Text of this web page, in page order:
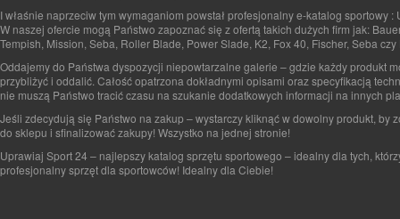
I właśnie naprzeciw tym wymaganiom powstał profesjonalny e-katalog sportowy :
W naszej ofercie mogą Państwo zapoznać się z ofertą takich dużych firm jak:
Tempish, Mission, Seba, Roller Blade, Power Slade, K2, Fox 40, Fischer, Seba czy
Oddajemy do Państwa dyspozycji niepowtarzalne galerie – gdzie każdy produkt
przybliżyć i oddalić. Całość opatrzona dokładnymi opisami oraz specyfikacją
nie muszą Państwo tracić czasu na szukanie dodatkowych informacji na innych
Jeśli zdecydują się Państwo na zakup – wystarczy kliknąć w dowolny produkt, by
do sklepu i sfinalizować zakupy! Wszystko na jednej stronie!
Uprawiaj Sport 24 – najlepszy katalog sprzętu sportowego – idealny dla tych,
profesjonalny sprzęt dla sportowców! Idealny dla Ciebie!